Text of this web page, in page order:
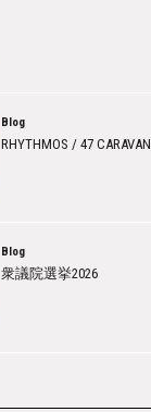
Blog
RHYTHMOS / 47 CARAVAN
Blog
衆議院選挙2026